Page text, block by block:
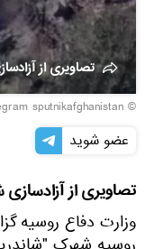
تصاویری از
© telegram sputnikafghanistan
عضو شوید
تصاویری از
وزارت دفاع روسیه